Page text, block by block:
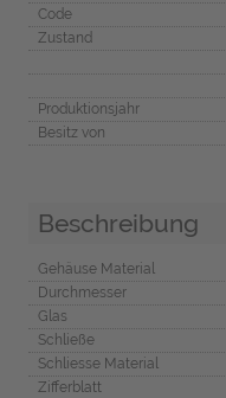
Code
Zustand
Produktionsjahr
Besitz von
Beschreibung
Gehäuse Material
Durchmesser
Glas
Schließe
Schliesse Material
Zifferblatt